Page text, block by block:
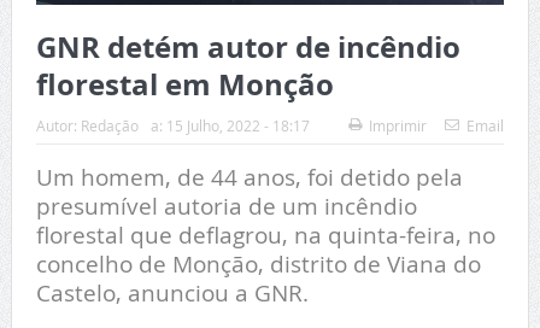
GNR detém autor de incêndio
florestal em Monção
Autor: Redação a: 15 Julho, 2022 - 18:17 Imprimir Email
Um homem, de 44 anos, foi detido pela
presumível autoria de um incêndio
florestal que deflagrou, na quinta-feira, no
concelho de Monção, distrito de Viana do
Castelo, anunciou a GNR.